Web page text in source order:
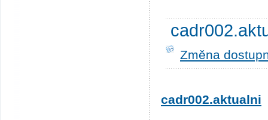
Změna
cadr002.aktualni